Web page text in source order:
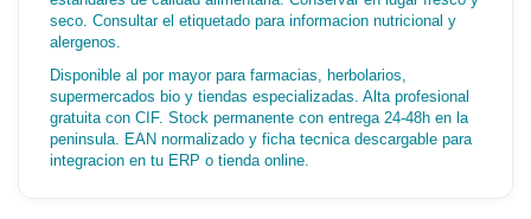
seco. Consultar el etiquetado para informacion nutricional y
alergenos.
Disponible al por mayor para farmacias, herbolarios,
supermercados bio y tiendas especializadas. Alta profesional
gratuita con CIF. Stock permanente con entrega 24-48h en la
peninsula. EAN normalizado y ficha tecnica descargable para
integracion en tu ERP o tienda online.